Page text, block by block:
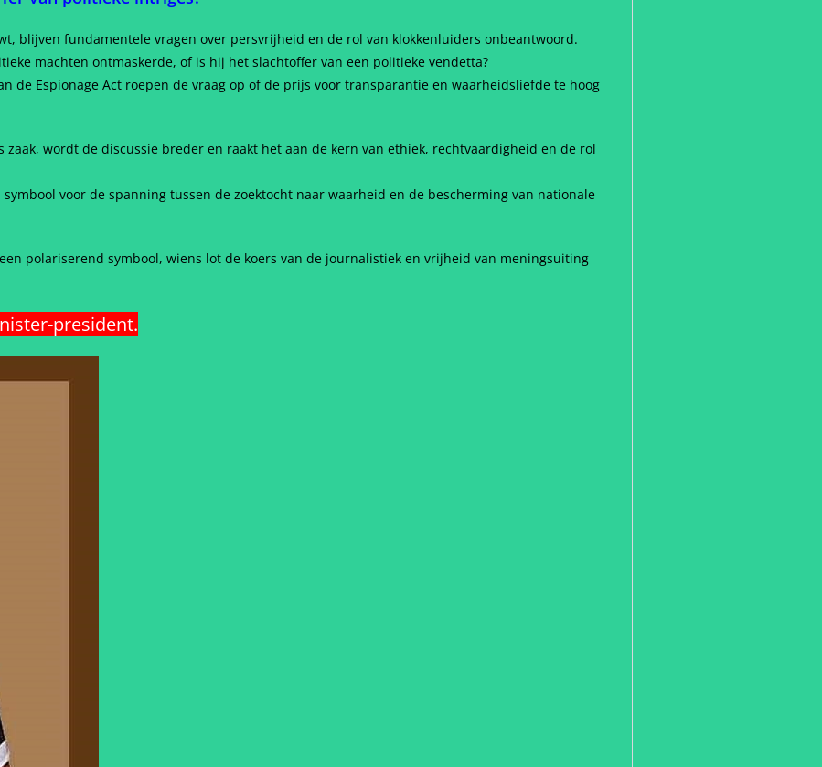
blijven fundamentele vragen over persvrijheid en de rol van klokkenluiders onbeantwoord.
machten ontmaskerde, of is hij het slachtoffer van een politieke vendetta?
de Espionage Act roepen de vraag op of de prijs voor transparantie en waarheidsliefde te hoog
zaak, wordt de discussie breder en raakt het aan de kern van ethiek, rechtvaardigheid en de rol
voor de spanning tussen de zoektocht naar waarheid en de bescherming van nationale
een polariserend symbool, wiens lot de koers van de journalistiek en vrijheid van meningsuiting
president.